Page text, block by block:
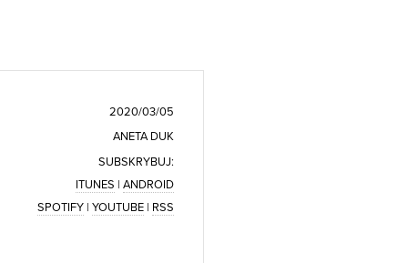
2020/03/05
ANETA DUK
SUBSKRYBUJ:
ITUNES | ANDROID
SPOTIFY | YOUTUBE | RSS